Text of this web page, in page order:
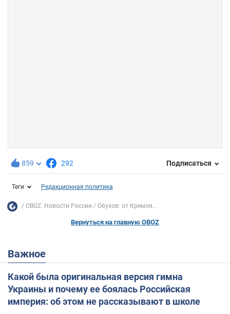
859 292 Подписаться
Теги Редакционная политика
OBOZ. Новости России Обухов: от Кремля...
Вернуться на главную OBOZ
Важное
Какой была оригинальная версия гимна
Украины и почему ее боялась Российская
империя: об этом не рассказывают в школе